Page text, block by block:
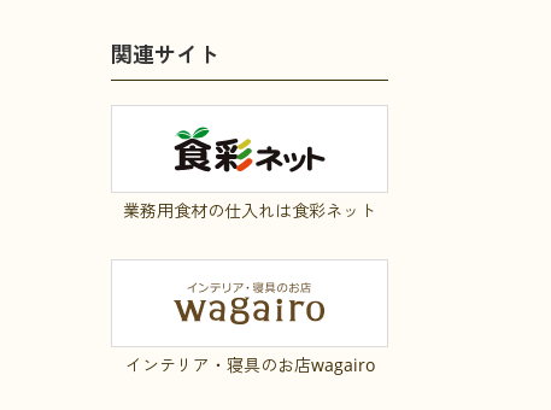
関連サイト
業務用食材の仕入れは食彩ネット
インテリア・寝具のお店wagairo